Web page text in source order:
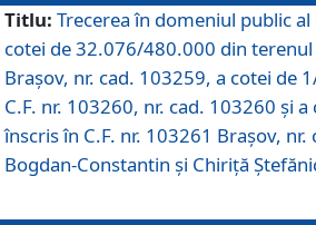
Titlu: Trecerea în domeniul public
cotei de 32.076/480.000 din terenul
Brașov, nr. cad. 103259, a cotei de
C.F. nr. 103260, nr. cad. 103260 și
înscris în C.F. nr. 103261 Brașov,
Bogdan-Constantin și Chiriță